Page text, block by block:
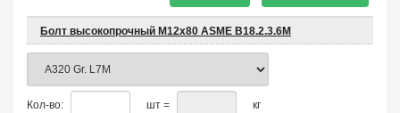
Болт высокопрочный М12х80 ASME B18.2.3.6M
Кол-во: шт = кг